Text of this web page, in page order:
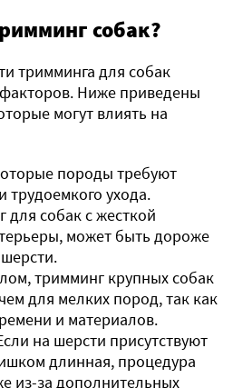
собак?
тримминга для собак
Ниже приведены
могут влиять на
породы требуют
трудоемкого ухода.
собак с жесткой
может быть дороже
тримминг крупных собак
для мелких пород, так как
и материалов.
на шерсти присутствуют
длинная, процедура
из-за дополнительных